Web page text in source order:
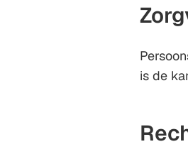
is de